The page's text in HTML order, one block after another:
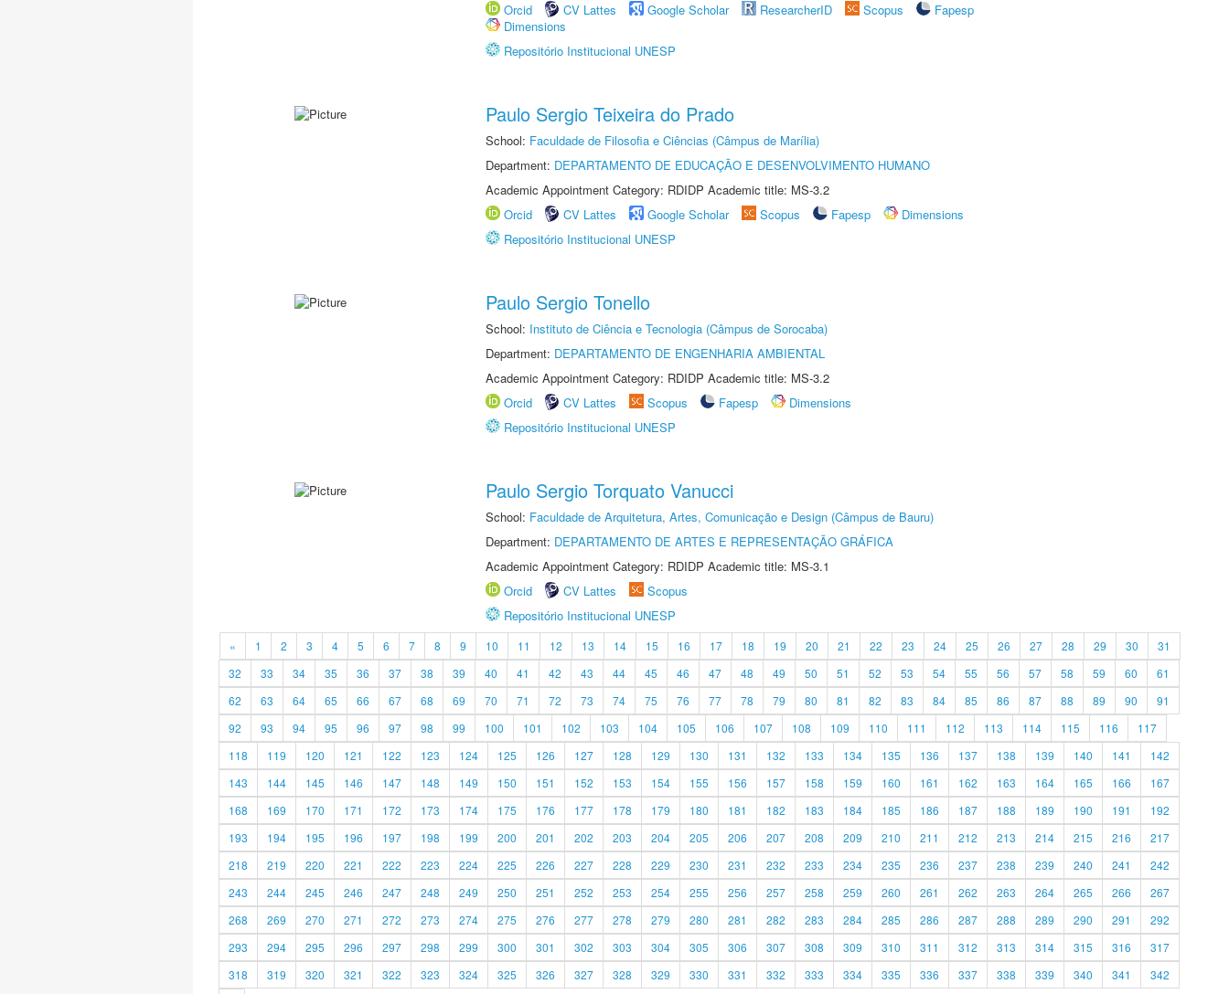
Orcid
CV Lattes Google Scholar ResearcherID Scopus
Fapesp
Dimensions
Repositório Institucional UNESP
Paulo Sergio Teixeira do Prado
School: Faculdade de Filosofia e Ciências (Câmpus de Marília)
Department: DEPARTAMENTO DE EDUCAÇÃO E DESENVOLVIMENTO HUMANO
Academic Appointment Category: RDIDP Academic title: MS-3.2
Orcid
CV Lattes Google Scholar Scopus Fapesp
Dimensions
Repositório Institucional UNESP
Paulo Sergio Tonello
School: Instituto de Ciência e Tecnologia (Câmpus de Sorocaba)
Department: DEPARTAMENTO DE ENGENHARIA AMBIENTAL
Academic Appointment Category: RDIDP Academic title: MS-3.2
Orcid
CV Lattes Scopus Fapesp
Dimensions
Repositório Institucional UNESP
Paulo Sergio Torquato Vanucci
School: Faculdade de Arquitetura, Artes, Comunicação e Design (Câmpus de Bauru)
Department: DEPARTAMENTO DE ARTES E REPRESENTAÇÃO GRÁFICA
Academic Appointment Category: RDIDP Academic title: MS-3.1
Orcid
CV Lattes
Scopus
Repositório Institucional UNESP
« 1 2 3 4 5 6 7 8 9 10 11 12 13 14 15 16 17 18 19 20 21 22 23 24 25 26 27 28 29 30
31
32
33 34 35 36 37 38 39 40 41 42 43 44 45 46 47 48 49 50 51 52 53 54 55 56 57 58 59 60
61
62
63 64 65 66 67 68 69 70 71 72 73 74 75 76 77 78 79 80 81 82 83 84 85 86 87 88 89 90
91
92
93 94 95 96 97 98 99 100 101 102 103 104 105 106 107 108 109 110 111 112 113 114 115 116
117
118
119 120 121 122 123 124 125 126 127 128 129 130 131 132 133 134 135 136 137 138 139 140 141
142
143
144 145 146 147 148 149 150 151 152 153 154 155 156 157 158 159 160 161 162 163 164 165 166
167
168
169 170 171 172 173 174 175 176 177 178 179 180 181 182 183 184 185 186 187 188 189 190 191
192
193
194 195 196 197 198 199 200 201 202 203 204 205 206 207 208 209 210 211 212 213 214 215 216
217
218
219 220 221 222 223 224 225 226 227 228 229 230 231 232 233 234 235 236 237 238 239 240 241
242
243
244 245 246 247 248 249 250 251 252 253 254 255 256 257 258 259 260 261 262 263 264 265 266
267
268
269 270 271 272 273 274 275 276 277 278 279 280 281 282 283 284 285 286 287 288 289 290 291
292
293
294 295 296 297 298 299 300 301 302 303 304 305 306 307 308 309 310 311 312 313 314 315 316
317
318
319 320 321 322 323 324 325 326 327 328 329 330 331 332 333 334 335 336 337 338 339 340 341 342